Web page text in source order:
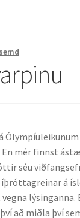
mér finnst
séu
á
að miðla því